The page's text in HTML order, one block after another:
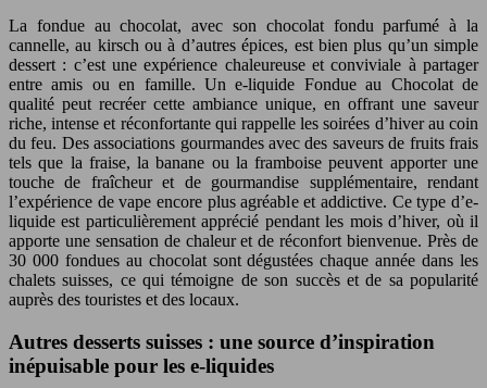
La fondue au chocolat, avec son chocolat fondu parfumé à la
cannelle, au kirsch ou à d’autres épices, est bien plus qu’un simple
dessert : c’est une expérience chaleureuse et conviviale à partager
entre amis ou en famille. Un e-liquide Fondue au Chocolat de
qualité peut recréer cette ambiance unique, en offrant une saveur
riche, intense et réconfortante qui rappelle les soirées d’hiver au coin
du feu. Des associations gourmandes avec des saveurs de fruits frais
tels que la fraise, la banane ou la framboise peuvent apporter une
touche de fraîcheur et de gourmandise supplémentaire, rendant
l’expérience de vape encore plus agréable et addictive. Ce type d’e-
liquide est particulièrement apprécié pendant les mois d’hiver, où il
apporte une sensation de chaleur et de réconfort bienvenue. Près de
30 000 fondues au chocolat sont dégustées chaque année dans les
chalets suisses, ce qui témoigne de son succès et de sa popularité
auprès des touristes et des locaux.
Autres desserts suisses : une source d’inspiration
inépuisable pour les e-liquides